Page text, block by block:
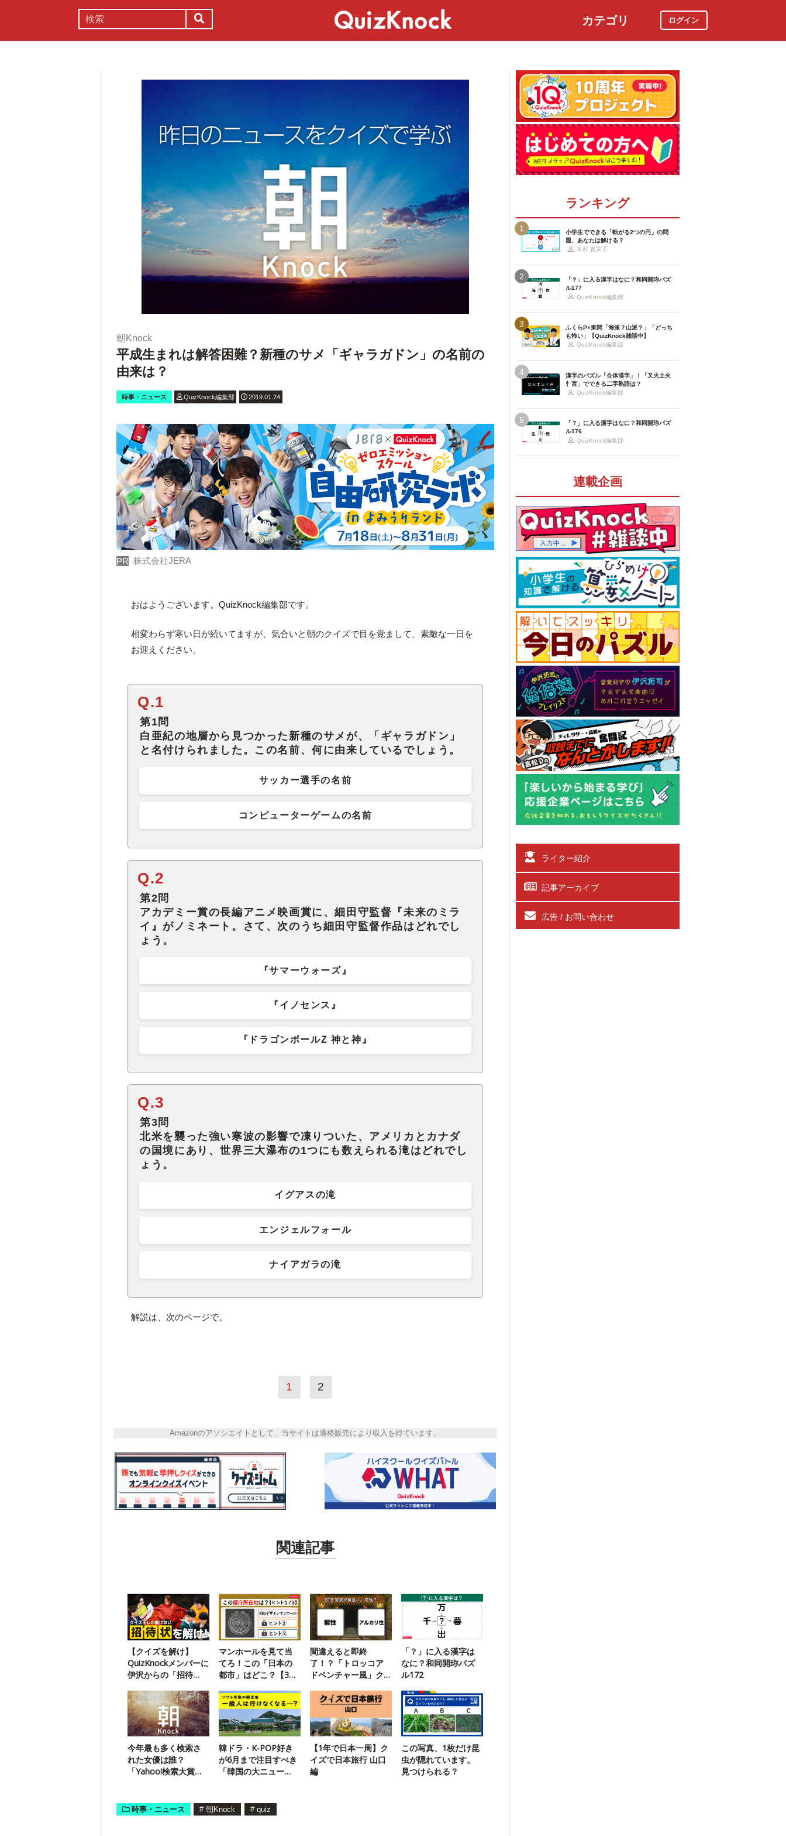
カテゴリ ログイン
朝Knock
平成生まれは解答困難？新種のサメ「ギャラガドン」の名前の
由来は？
時事・ニュース QuizKnock編集部 2019.01.24
PR 株式会社JERA
おはようございます。QuizKnock編集部です。
相変わらず寒い日が続いてますが、気合いと朝のクイズで目を覚まして、素敵な一日を
お迎えください。
Q.1
第1問
白亜紀の地層から見つかった新種のサメが、「ギャラガドン」
と名付けられました。この名前、何に由来しているでしょう。
サッカー選手の名前
コンピューターゲームの名前
Q.2
第2問
アカデミー賞の長編アニメ映画賞に、細田守監督『未来のミラ
イ』がノミネート。さて、次のうち細田守監督作品はどれでし
ょう。
『サマーウォーズ』
『イノセンス』
『ドラゴンボールZ 神と神』
Q.3
第3問
北米を襲った強い寒波の影響で凍りついた、アメリカとカナダ
の国境にあり、世界三大瀑布の1つにも数えられる滝はどれでし
ょう。
イグアスの滝
エンジェルフォール
ナイアガラの滝
解説は、次のページで。
1 2
Amazonのアソシエイトとして、当サイトは適格販売により収入を得ています。
関連記事
【クイズを解け】
QuizKnockメンバーに
伊沢からの「招待
す
マンホールを見て当
てろ！この「日本の
都市」はどこ？【3ヒ
間違えると即終
了！？「トロッコア
ドベンチャー風」ク
「？」に入る漢字は
なに？和同開珎パズ
ル172
今年最も多く検索さ
れた女優は誰？
「Yahoo!検索大賞」
韓ドラ・K-POP好き
が6月まで注目すべき
「韓国の大ニュー
【1年で日本一周】ク
イズで日本旅行 山口
編
この写真、1枚だけ昆
虫が隠れています。
見つけられる？
時事・ニュース # 朝Knock # quiz
ランキング
1
小学生でできる「転がる2つの円」の問
題、あなたは解ける？
木村 真実子
2
「？」に入る漢字はなに？和同開珎パズ
ル177
QuizKnock編集部
3
ふくらP×東問「海派？山派？」「どっち
も怖い」【QuizKnock雑談中】
QuizKnock編集部
4
漢字のパズル「合体漢字」！「又火土火
忄言」でできる二字熟語は？
QuizKnock編集部
5
「？」に入る漢字はなに？和同開珎パズ
ル176
QuizKnock編集部
連載企画
ライター紹介
記事アーカイブ
広告 / お問い合わせ